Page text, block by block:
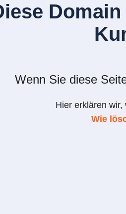
Wenn Sie diese
Hier erklären
Wie